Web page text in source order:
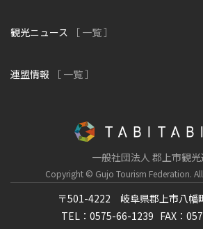
観光ニュース ［ 一覧 ］
連盟情報 ［ 一覧 ］
一般社団法人 郡上市観
Copyright © Gujo Tourism Federation.
〒501-4222 岐阜県郡上市八幡
TEL：0575-66-1239 FAX：